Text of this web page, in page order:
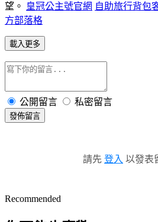
望。
皇冠公主號官網 自助旅行背包
方部落格
載入更多
公開留言 私密留言
發佈留言
請先 登入 以發表
Recommended